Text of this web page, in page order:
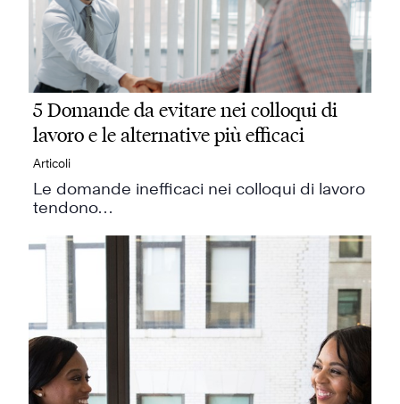
5 Domande da evitare nei colloqui di
lavoro e le alternative più efficaci
Articoli
Le domande inefficaci nei colloqui di lavoro
tendono…